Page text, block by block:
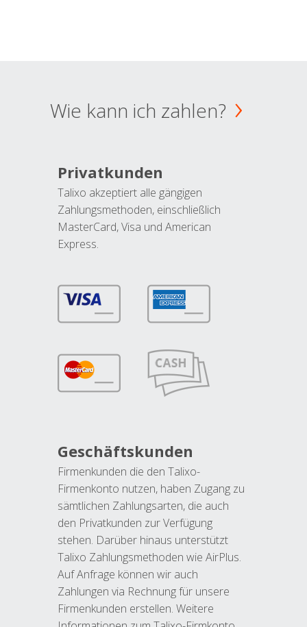
Wie kann ich zahlen?
Privatkunden
Talixo akzeptiert alle gängigen
Zahlungsmethoden, einschließlich
MasterCard, Visa und American
Express.
Geschäftskunden
Firmenkunden die den Talixo-
Firmenkonto nutzen, haben Zugang zu
sämtlichen Zahlungsarten, die auch
den Privatkunden zur Verfügung
stehen. Darüber hinaus unterstützt
Talixo Zahlungsmethoden wie AirPlus.
Auf Anfrage können wir auch
Zahlungen via Rechnung für unsere
Firmenkunden erstellen. Weitere